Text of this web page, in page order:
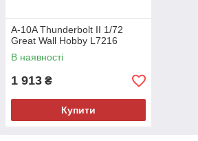
A-10A Thunderbolt II 1/72
Great Wall Hobby L7216
В наявності
1 913 ₴
Купити